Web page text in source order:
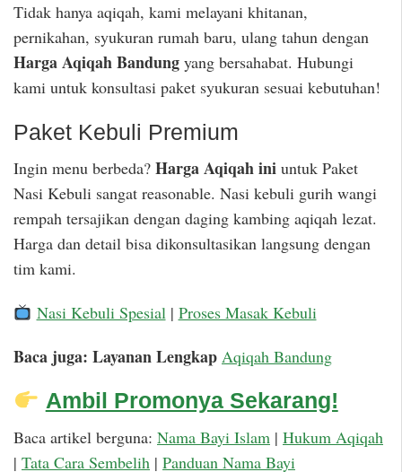
Tidak hanya aqiqah, kami melayani khitanan,
pernikahan, syukuran rumah baru, ulang tahun dengan
Harga Aqiqah Bandung yang bersahabat. Hubungi
kami untuk konsultasi paket syukuran sesuai kebutuhan!
Paket Kebuli Premium
Ingin menu berbeda? Harga Aqiqah ini untuk Paket
Nasi Kebuli sangat reasonable. Nasi kebuli gurih wangi
rempah tersajikan dengan daging kambing aqiqah lezat.
Harga dan detail bisa dikonsultasikan langsung dengan
tim kami.
Nasi Kebuli Spesial| Proses Masak Kebuli
Baca juga: Layanan Lengkap Aqiqah Bandung
Ambil Promonya Sekarang!
Baca artikel berguna: Nama Bayi Islam | Hukum Aqiqah
| Tata Cara Sembelih | Panduan Nama Bayi